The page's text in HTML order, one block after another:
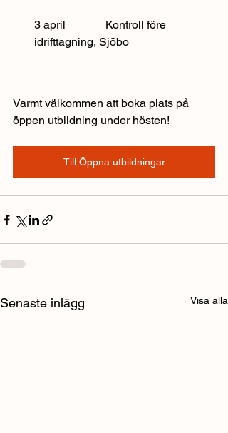
3 april              Kontroll före
idrifttagning, Sjöbo
Varmt välkommen att boka plats på
öppen utbildning under hösten!
Till Öppna utbildningar
Senaste inlägg Visa alla